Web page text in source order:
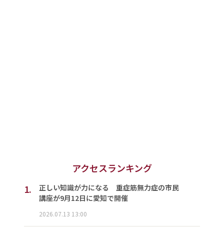
アクセスランキング
1.
正しい知識が力になる 重症筋無力症の市民
講座が9月12日に愛知で開催
2026.07.13 13:00